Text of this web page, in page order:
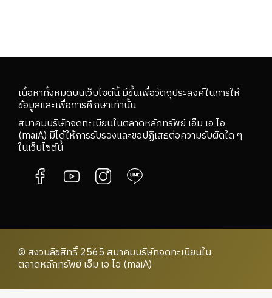
เนื้อหาทั้งหมดบนเว็บไซต์นี้ มีขึ้นเพื่อวัตถุประสงค์ในการให้
ข้อมูลและเพื่อการศึกษาเท่านั้น
สมาคมบริษัทจดทะเบียนในตลาดหลักทรัพย์ เอ็ม เอ ไอ
(maiA) มิได้ให้การรับรองและขอปฏิเสธต่อความรับผิดใด ๆ
ในเว็บไซต์นี้
© สงวนลิขสิทธิ์ 2565 สมาคมบริษัทจดทะเบียนใน
ตลาดหลักทรัพย์ เอ็ม เอ ไอ (maiA)